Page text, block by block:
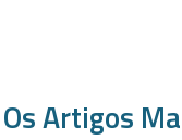
Os Artigos